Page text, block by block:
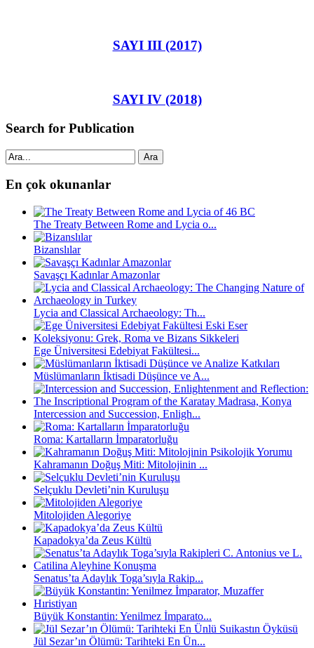
SAYI III (2017)
SAYI IV (2018)
Search for Publication
Ara
En çok okunanlar
The Treaty Between Rome and Lycia o...
Bizanslılar
Savaşçı Kadınlar Amazonlar
Lycia and Classical Archaeology: Th...
Ege Üniversitesi Edebiyat Fakültesi...
Müslümanların İktisadi Düşünce ve A...
Intercession and Succession, Enligh...
Roma: Kartalların İmparatorluğu
Kahramanın Doğuş Miti: Mitolojinin ...
Selçuklu Devleti’nin Kuruluşu
Mitolojiden Alegoriye
Kapadokya’da Zeus Kültü
Senatus’ta Adaylık Toga’sıyla Rakip...
Büyük Konstantin: Yenilmez İmparato...
Jül Sezar’ın Ölümü: Tarihteki En Ün...